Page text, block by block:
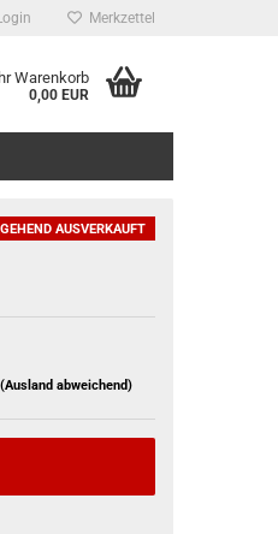
Merkzettel
Warenkorb
0,00 EUR
AUSVERKAUFT
(Ausland abweichend)